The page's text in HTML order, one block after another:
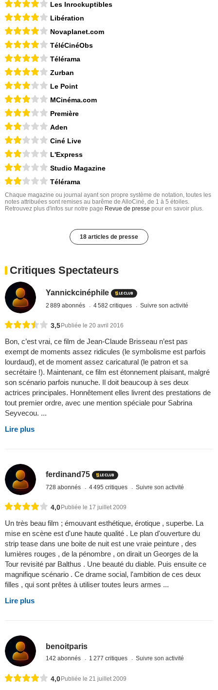
Les Inrockuptibles
Libération
Novaplanet.com
TéléCinéObs
Télérama
Zurban
Le Point
MCinéma.com
Première
Aden
Ciné Live
L'Express
Studio Magazine
Télérama
Chaque magazine ou journal ayant son propre système de notation, toutes les
notes attribuées sont remises au barême de AlloCiné, de 1 à 5 étoiles.
Retrouvez plus d'infos sur notre page Revue de presse pour en savoir plus.
18 articles de presse
Critiques Spectateurs
Yannickcinéphile
2 889 abonnés 4 582 critiques Suivre son activité
3,5Publiée le 20 avril 2016
Bon, c’est vrai, ce film de Jean-Claude Brisseau n’est pas
exempt de moments assez ridicules (le symbolisme est parfois
lourdaud), et de moment assez caricatural (le patron et sa
secrétaire !). Maintenant, ce film est étonnement plaisant, malgré
son scénario parfois nunuche. Il doit beaucoup à ses deux
actrices principales. Honnêtement elles livrent des prestations de
tout premier ordre, avec une mention spéciale pour Sabrina
Seyvecou. ...
Lire plus
ferdinand75
728 abonnés 4 495 critiques Suivre son activité
4,0Publiée le 17 juillet 2009
Un très beau film ; émouvant esthétique, érotique , superbe. La
mise en scène est d'une haute qualité . Le plan d'ouverture du
strip tease dans une boite de nuit est une vraie peinture , des
lumières rouges , de la pénombre , on dirait un Georges de la
Tour revisité par Balthus . Une beauté du diable. Puis ensuite ce
magnifique scénario . Ce drame social, l'ambition de ces deux
filles , qui sont prêtes à utiliser toutes leurs armes ...
Lire plus
benoitparis
142 abonnés 1 277 critiques Suivre son activité
4,0 Publiée le 21 juillet 2009